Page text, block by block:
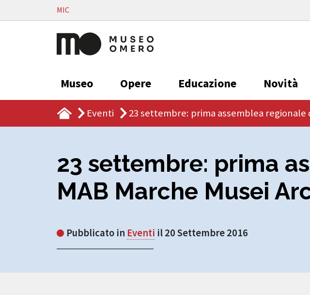
Vai al contenutoMIC
Museo Opere Educazione Novità
Eventi 23 settembre: prima assemblea
23 settembre: prima
MAB Marche Musei
Pubblicato in Eventi il 20 Settembre 2016